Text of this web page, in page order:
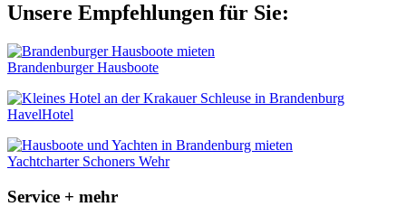
Unsere Empfehlungen für Sie:
Brandenburger Hausboote
HavelHotel
Yachtcharter Schoners Wehr
Service + mehr